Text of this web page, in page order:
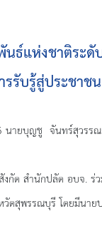
ธ์แห่งชาติระ
รับรู้สู่ประชาชน
นายบุญชู จันทร์สุวรรณ
กัด สำนักปลัด อบจ.
สุพรรณบุรี โดยมีนา